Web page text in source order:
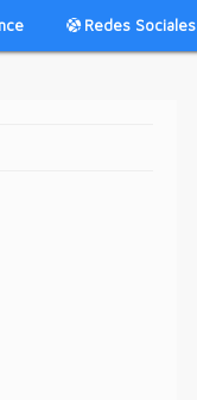
Redes Sociales